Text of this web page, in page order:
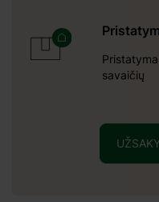
savaičių